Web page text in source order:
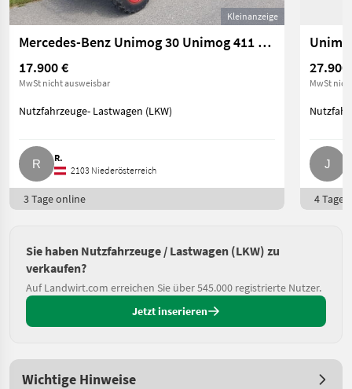
Kleinanzeige
Mercedes-Benz Unimog 30 Unimog 411 Typ 411
17.900 €
MwSt nicht ausweisbar
Nutzfahrzeuge- Lastwagen (LKW)
R.
2103 Niederösterreich
3 Tage online
27.900
MwSt
4 Tage
Sie haben Nutzfahrzeuge / Lastwagen (LKW) zu
verkaufen?
Auf Landwirt.com erreichen Sie über 545.000 registrierte Nutzer.
Jetzt inserieren
Wichtige Hinweise